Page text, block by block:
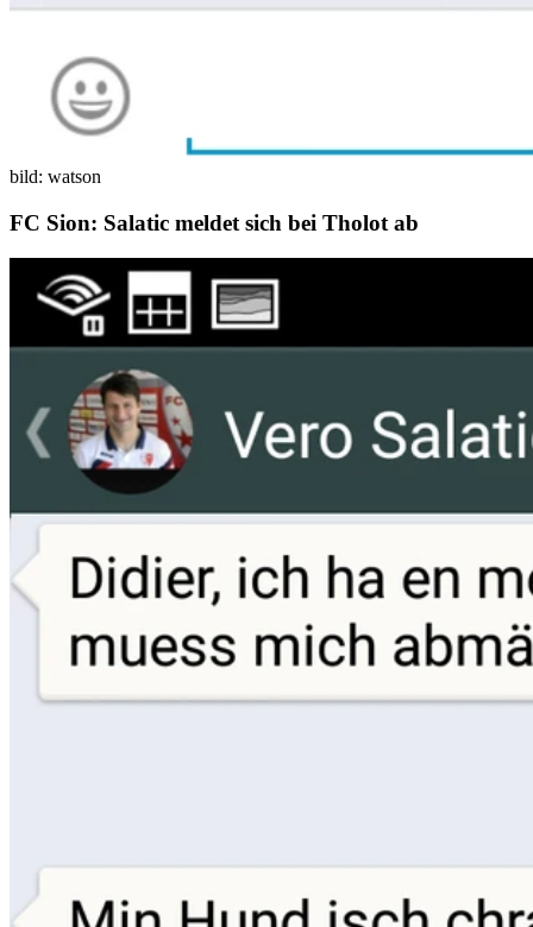
bild: watson
FC Sion: Salatic meldet sich bei Tholot ab